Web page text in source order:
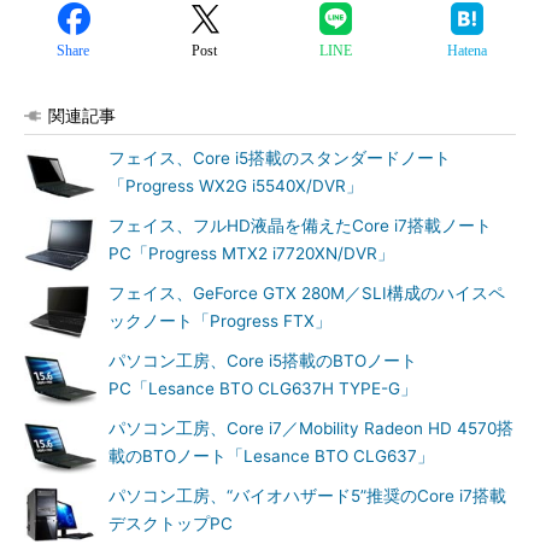
Share Post LINE Hatena
関連記事
フェイス、Core i5搭載のスタンダードノート
「Progress WX2G i5540X/DVR」
フェイス、フルHD液晶を備えたCore i7搭載ノート
PC「Progress MTX2 i7720XN/DVR」
フェイス、GeForce GTX 280M／SLI構成のハイスペ
ックノート「Progress FTX」
パソコン工房、Core i5搭載のBTOノート
PC「Lesance BTO CLG637H TYPE-G」
パソコン工房、Core i7／Mobility Radeon HD 4570搭
載のBTOノート「Lesance BTO CLG637」
パソコン工房、“バイオハザード5”推奨のCore i7搭載
デスクトップPC